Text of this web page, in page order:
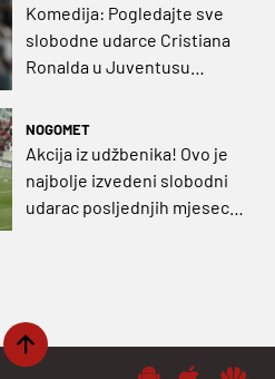
Komedija: Pogledajte sve
slobodne udarce Cristiana
Ronalda u Juventusu
NOGOMET
Akcija iz udžbenika! Ovo je
najbolje izvedeni slobodni
udarac posljednjih mjeseci